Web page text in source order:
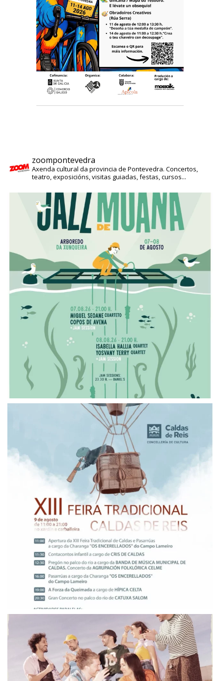
zoompontevedra
Axenda cultural da provincia de Pontevedra. Concertos,
teatro, exposicións, visitas guiadas, festas, cursos...